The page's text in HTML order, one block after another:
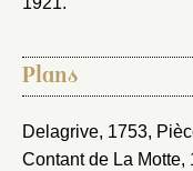
Plans
Delagrive, 1753,
Contant de La Motte,